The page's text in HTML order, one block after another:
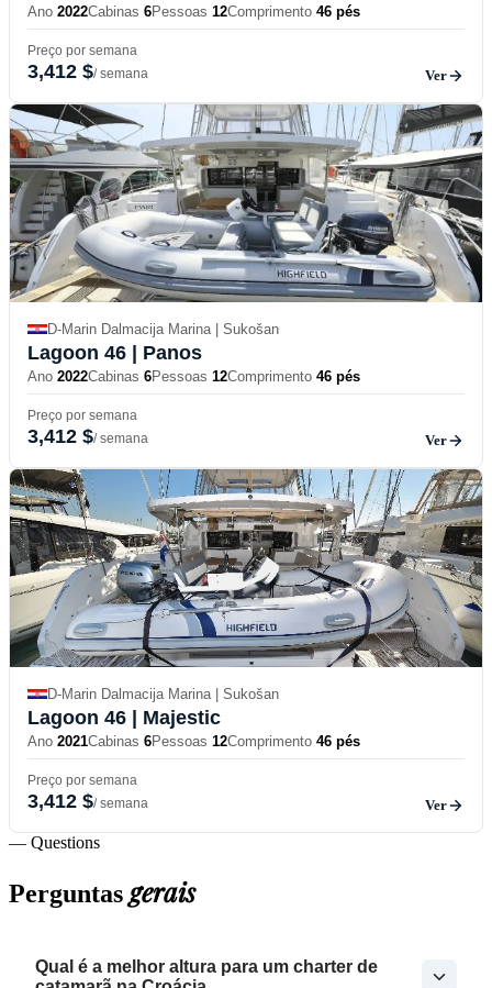
Ano 2022Cabinas 6Pessoas 12Comprimento 46 pés
Preço por semana
3,412 $/ semana Ver
D-Marin Dalmacija Marina | Sukošan
Lagoon 46 | Panos
Ano 2022Cabinas 6Pessoas 12Comprimento 46 pés
Preço por semana
3,412 $/ semana Ver
D-Marin Dalmacija Marina | Sukošan
Lagoon 46 | Majestic
Ano 2021Cabinas 6Pessoas 12Comprimento 46 pés
Preço por semana
3,412 $/ semana Ver
— Questions
Perguntasgerais
Qual é a melhor altura para um charter de